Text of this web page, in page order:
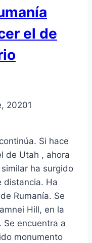
el de
20201
Si hace
de Utah , ahora
ha surgido
distancia. Ha
Rumanía. Se
Hill, en la
Se encuentra a
monumento